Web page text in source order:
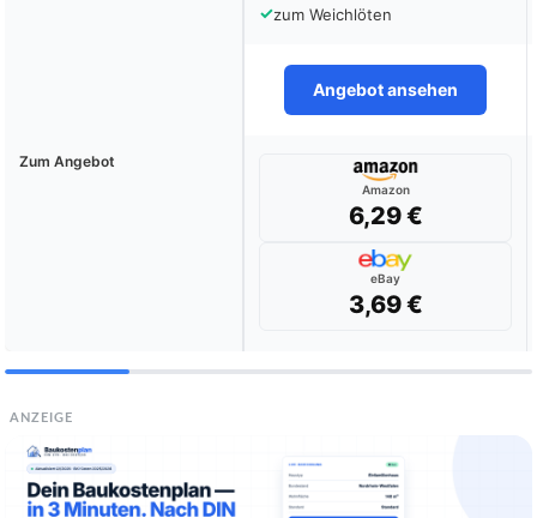
✓zum Weichlöten
Angebot ansehen
Zum Angebot
Amazon
6,29 €
eBay
3,69 €
ANZEIGE